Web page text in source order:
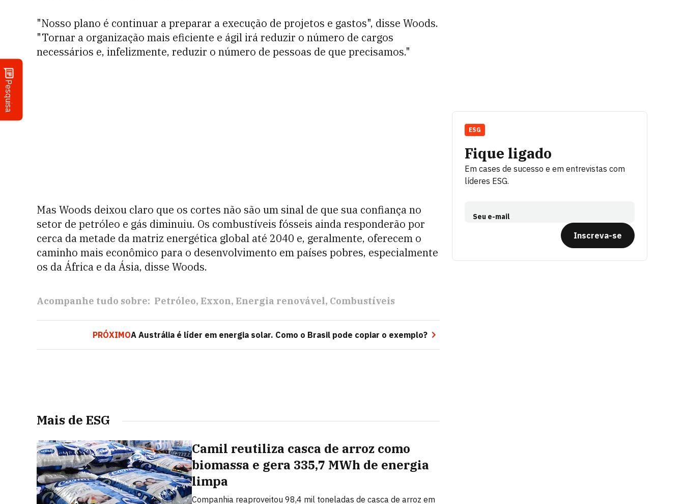
Pesquisa
"Nosso plano é continuar a preparar a execução de projetos e gastos", disse Woods.
"Tornar a organização mais eficiente e ágil irá reduzir o número de cargos
necessários e, infelizmente, reduzir o número de pessoas de que precisamos."
Mas Woods deixou claro que os cortes não são um sinal de que sua confiança no
setor de petróleo e gás diminuiu. Os combustíveis fósseis ainda responderão por
cerca da metade da matriz energética global até 2040 e, geralmente, oferecem o
caminho mais econômico para o desenvolvimento em países pobres, especialmente
os da África e da Ásia, disse Woods.
Acompanhe tudo sobre: Petróleo Exxon Energia renovável Combustíveis
PRÓXIMOA Austrália é líder em energia solar. Como o Brasil pode copiar o exemplo?
Mais de ESG
Camil reutiliza casca de arroz como
biomassa e gera 335,7 MWh de energia
limpa
Companhia reaproveitou 98,4 mil toneladas de casca de arroz em
Fique ligado
Em cases de sucesso e em entrevistas com
líderes ESG.
Seu e-mail
Inscreva-se
ESG